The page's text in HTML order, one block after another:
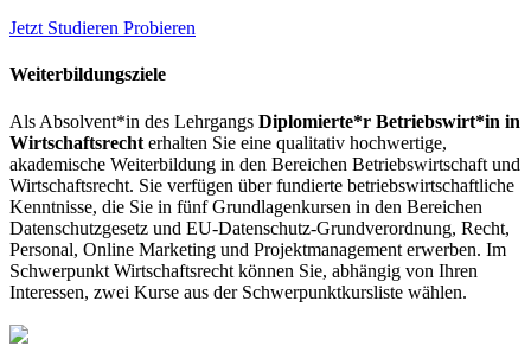
Jetzt Studieren Probieren
Weiterbildungsziele
Als Absolvent*in des Lehrgangs Diplomierte*r Betriebswirt*in in
Wirtschaftsrecht erhalten Sie eine qualitativ hochwertige,
akademische Weiterbildung in den Bereichen Betriebswirtschaft und
Wirtschaftsrecht. Sie verfügen über fundierte betriebswirtschaftliche
Kenntnisse, die Sie in fünf Grundlagenkursen in den Bereichen
Datenschutzgesetz und EU-Datenschutz-Grundverordnung, Recht,
Personal, Online Marketing und Projektmanagement erwerben. Im
Schwerpunkt Wirtschaftsrecht können Sie, abhängig von Ihren
Interessen, zwei Kurse aus der Schwerpunktkursliste wählen.